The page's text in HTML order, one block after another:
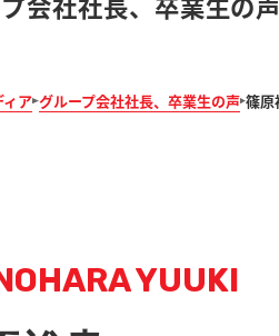
ィア グループ会社社長、卒業生の声 篠原
YUUKI